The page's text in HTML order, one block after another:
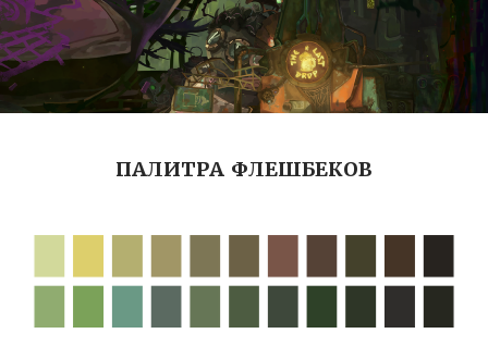
ПАЛИТРА ФЛЕШБЕКОВ